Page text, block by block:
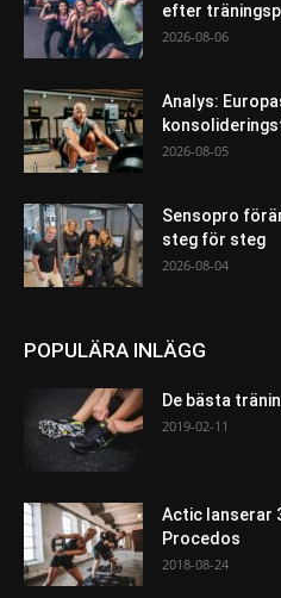
efter
2026-08-06
Analys:
2026-08-05
Sensopro
steg för steg
2026-08-04
POPULÄRA INLÄGG
De bästa
2019-02-11
Actic lanserar
Procedos
2018-08-24